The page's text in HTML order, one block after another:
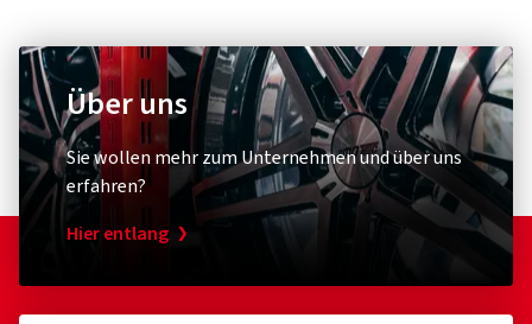
Über uns
Sie wollen mehr zum Unternehmen und über uns
erfahren?
Hier entlang